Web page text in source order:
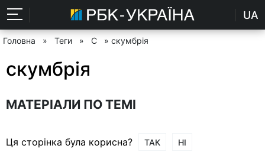
UA
Головна » Теги » С » скумбрія
скумбрія
МАТЕРІАЛИ ПО ТЕМІ
Ця сторінка була корисна? ТАК НІ